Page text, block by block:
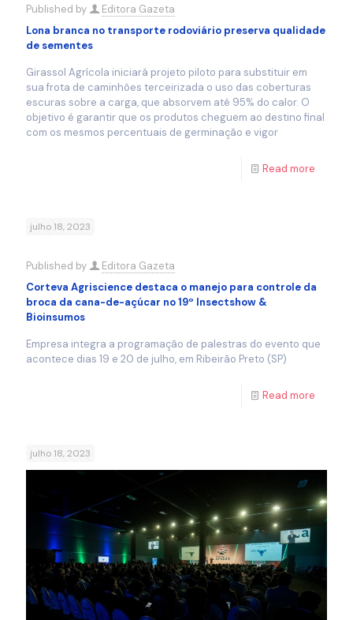
Published by
Editora Gazeta
Lona branca no transporte rodoviário preserva qualidade
de sementes
Girassol Agrícola iniciará projeto piloto para substituir em
sua frota de caminhões terceirizada o uso das coberturas
escuras sobre a carga, que absorvem até 95% do calor. O
objetivo é garantir que os produtos cheguem ao destino final
com os mesmos percentuais de germinação e vigor
Read more
julho 18, 2023
Published by
Editora Gazeta
Corteva Agriscience destaca o manejo para controle da
broca da cana-de-açúcar no 19º Insectshow &
Bioinsumos
Empresa integra a programação de palestras do evento que
acontece dias 19 e 20 de julho, em Ribeirão Preto (SP)
Read more
julho 18, 2023